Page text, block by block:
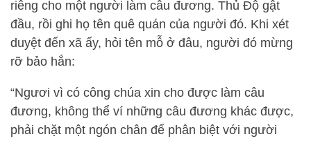
riêng cho một người làm câu đương. Thủ Độ gật
đầu, rồi ghi họ tên quê quán của người đó. Khi xét
duyệt đến xã ấy, hỏi tên mỗ ở đâu, người đó mừng
rỡ bảo hắn:
“Ngươi vì có công chúa xin cho được làm câu
đương, không thể ví những câu đương khác được,
phải chặt một ngón chân để phân biệt với người